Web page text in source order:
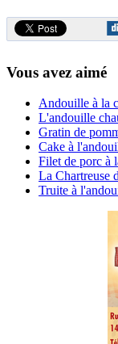
Vous avez aimé
Andouille à la
L'andouille
Gratin de
Cake à
Filet de porc à
La Chartreuse
Truite à